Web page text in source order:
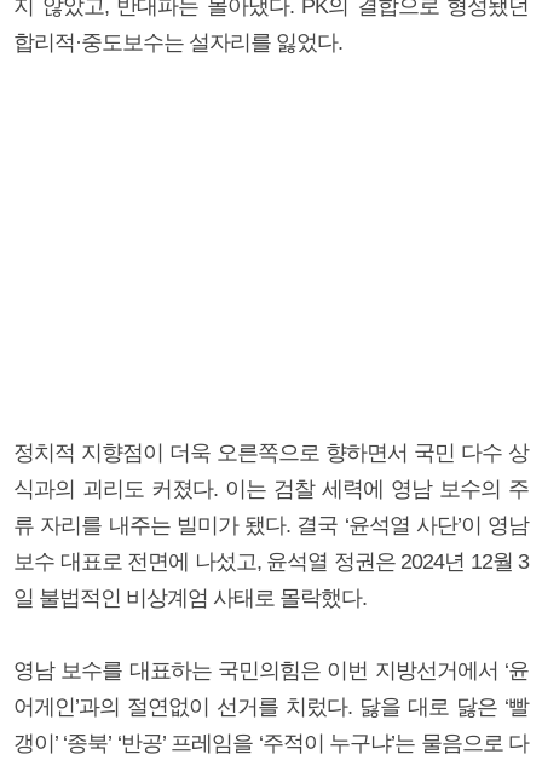
지 않았고, 반대파는 몰아냈다. PK의 결합으로 형성됐던
합리적·중도보수는 설자리를 잃었다.
정치적 지향점이 더욱 오른쪽으로 향하면서 국민 다수 상
식과의 괴리도 커졌다. 이는 검찰 세력에 영남 보수의 주
류 자리를 내주는 빌미가 됐다. 결국 ‘윤석열 사단’이 영남
보수 대표로 전면에 나섰고, 윤석열 정권은 2024년 12월 3
일 불법적인 비상계엄 사태로 몰락했다.
영남 보수를 대표하는 국민의힘은 이번 지방선거에서 ‘윤
어게인’과의 절연없이 선거를 치렀다. 닳을 대로 닳은 ‘빨
갱이’ ‘종북’ ‘반공’ 프레임을 ‘주적이 누구냐’는 물음으로 다